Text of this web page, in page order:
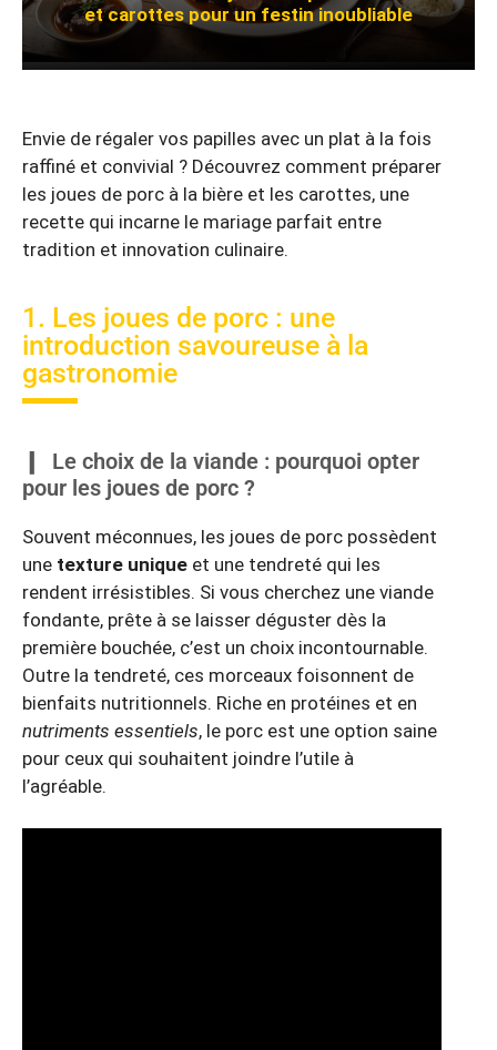
et carottes pour un festin inoubliable
Envie de régaler vos papilles avec un plat à la fois
raffiné et convivial ? Découvrez comment préparer
les joues de porc à la bière et les carottes, une
recette qui incarne le mariage parfait entre
tradition et innovation culinaire.
1. Les joues de porc : une
introduction savoureuse à la
gastronomie
Le choix de la viande : pourquoi opter
pour les joues de porc ?
Souvent méconnues, les joues de porc possèdent
une texture unique et une tendreté qui les
rendent irrésistibles. Si vous cherchez une viande
fondante, prête à se laisser déguster dès la
première bouchée, c’est un choix incontournable.
Outre la tendreté, ces morceaux foisonnent de
bienfaits nutritionnels. Riche en protéines et en
nutriments essentiels, le porc est une option saine
pour ceux qui souhaitent joindre l’utile à
l’agréable.